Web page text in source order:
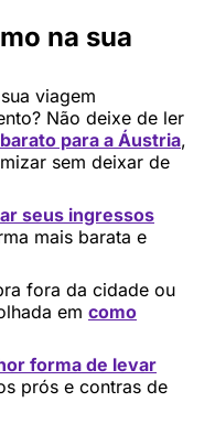
na sua
viagem
Não deixe de ler
para a Áustria,
sem deixar de
seus ingressos
mais barata e
fora da cidade ou
em como
forma de levar
prós e contras de